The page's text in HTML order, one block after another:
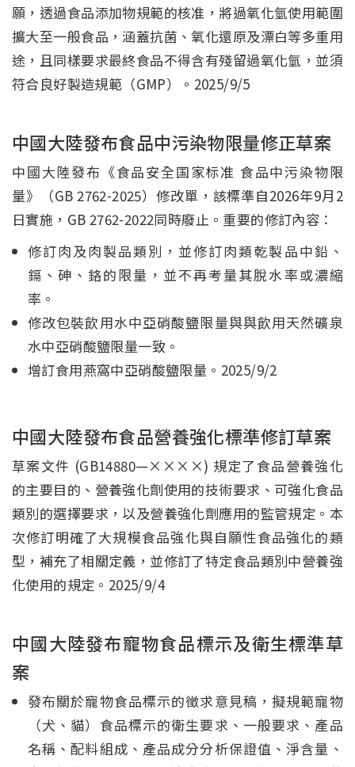
願，透過食品添加物規範的核准，將過氧化氫使用範圍
擴大至一般食品，涵蓋抗菌、氧化還原及漂白等多重用
途，且同樣要求最終食品不得含有殘留過氧化氫，並須
符合良好製造規範（GMP）。2025/9/5
中國大陸發布食品中污染物限量修正草案
中國大陸發布《食品安全国家标准 食品中污染物限
量》（GB 2762-2025）修改單，該標準自2026年9月2
日實施，GB 2762-2022同時廢止。重要的修訂內容：
修訂肉及肉製品類別，並修訂肉類乾製品中鉛、
鎘、砷、鉻的限量，並不再考量其脫水率或濃縮
率。
修改包裝飲用水中亞硝酸鹽限量與與飲用天然礦泉
水中亞硝酸鹽限量一致。
增訂食用燕窩中亞硝酸鹽限量。2025/9/2
中國大陸發布食品營養強化標準修訂草案
草案文件 (GB14880—××××) 規定了食品營養強化
的主要目的、營養強化劑使用的技術要求、可強化食品
類別的選擇要求，以及營養強化劑應用的監管規定。本
次修訂明確了大規模食品強化與自願性食品強化的類
型，補充了相關定義，並修訂了特定食品類別中營養強
化使用的規定。2025/9/4
中國大陸發布寵物食品標示及衛生標準草
案
發布關於寵物食品標示的徵求意見稿，擬規範寵物
（犬、貓）食品標示的衛生要求、一般要求、產品
名稱、配料組成、產品成分分析保證值、淨含量、